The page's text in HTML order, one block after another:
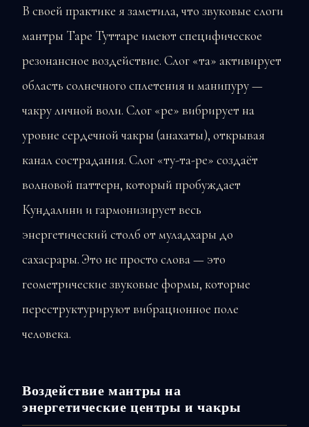
В своей практике я заметила, что звуковые слоги
мантры Таре Туттаре имеют специфическое
резонансное воздействие. Слог «та» активирует
область солнечного сплетения и манипуру —
чакру личной воли. Слог «ре» вибрирует на
уровне сердечной чакры (анахаты), открывая
канал сострадания. Слог «ту-та-ре» создаёт
волновой паттерн, который пробуждает
Кундалини и гармонизирует весь
энергетический столб от муладхары до
сахасрары. Это не просто слова — это
геометрические звуковые формы, которые
переструктурируют вибрационное поле
человека.
Воздействие мантры на
энергетические центры и чакры